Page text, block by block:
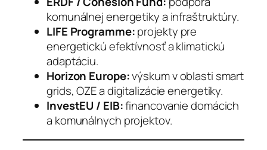
komunálnej energetiky a infraštruktúry.
LIFE Programme:projekty pre
energetickú efektívnosť a klimatickú
adaptáciu.
Horizon Europe:výskum v oblasti smart
grids, OZE a digitalizácie energetiky.
InvestEU / EIB:financovanie domácich
a komunálnych projektov.